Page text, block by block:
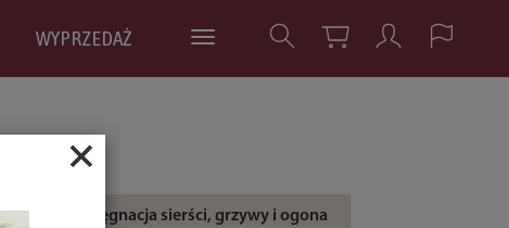
×
WYPRZEDAŻ
pielęgnacja sierści, grzywy i ogona